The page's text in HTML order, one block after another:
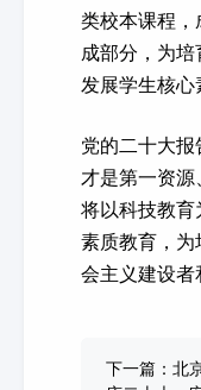
类校本课程，
成部分，为培
发展学生核心
党的二十大报
才是第一资源
将以科技教育
素质教育，为
会主义建设者
下一篇：北